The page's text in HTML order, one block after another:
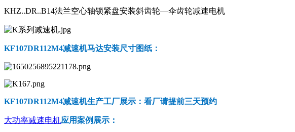
KHZ..DR..B14法兰空心轴锁紧盘安装斜齿轮—伞齿轮减速电机
KF107DR112M4减速机马达安装尺寸图纸：
KF107DR112M4减速机生产工厂展示：看厂请提前三天预约
大功率减速电机应用案例展示：